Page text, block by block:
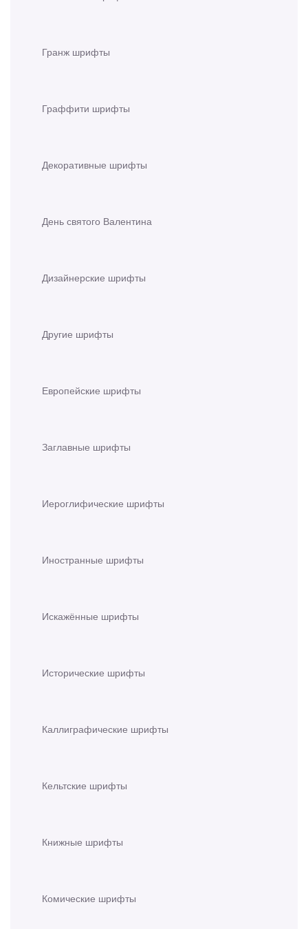
Гранж шрифты
Граффити шрифты
Декоративные шрифты
День святого Валентина
Дизайнерские шрифты
Другие шрифты
Европейские шрифты
Заглавные шрифты
Иероглифические шрифты
Иностранные шрифты
Искажённые шрифты
Исторические шрифты
Каллиграфические шрифты
Кельтские шрифты
Книжные шрифты
Комические шрифты